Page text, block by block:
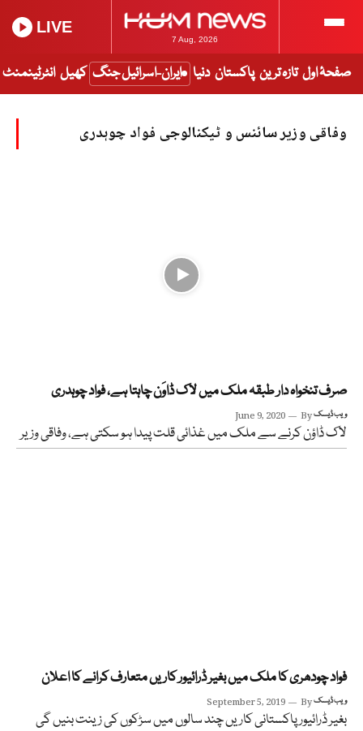
7 Aug, 2026
LIVE
صفحۂ اول تازہ ترین پاکستان دنیا ایران-اسرائیل جنگ کھیل انٹرٹینمنٹ
وفاقی وزیر سائنس و ٹیکنالوجی فواد چوہدری
صرف تنخواہ دار طبقہ ملک میں لاک ڈاوَن چاہتا ہے، فواد چوہدری
June 9, 2020 Byویب ڈیسک
لاک ڈاؤن کرنے سے ملک میں غذائی قلت پیدا ہو سکتی ہے، وفاقی وزیر
فواد چودھری کا ملک میں بغیر ڈرائیور کاریں متعارف کرانے کا اعلان
September 5, 2019 Byویب ڈیسک
بغیر ڈرائیور پاکستانی کاریں چند سالوں میں سڑکوں کی زینت بنیں گی